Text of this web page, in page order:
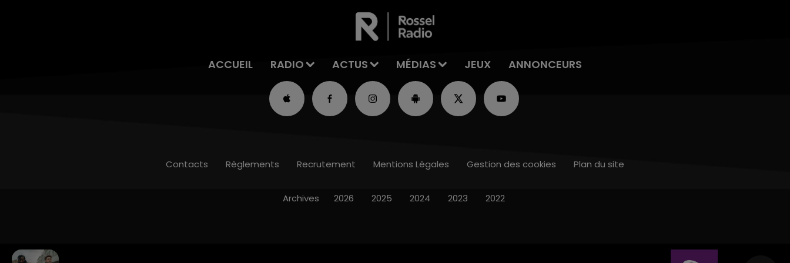
ACCUEIL RADIO ACTUS MÉDIAS JEUX ANNONCEURS
Contacts Règlements Recrutement Mentions Légales Gestion des cookies Plan du site
Archives 2026 2025 2024 2023 2022